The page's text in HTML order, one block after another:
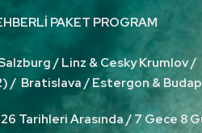
PAKET PROGRAM
/ Linz & Cesky Krumlov /
/ Bratislava / Estergon &
Tarihleri Arasında / 7 Gece 8